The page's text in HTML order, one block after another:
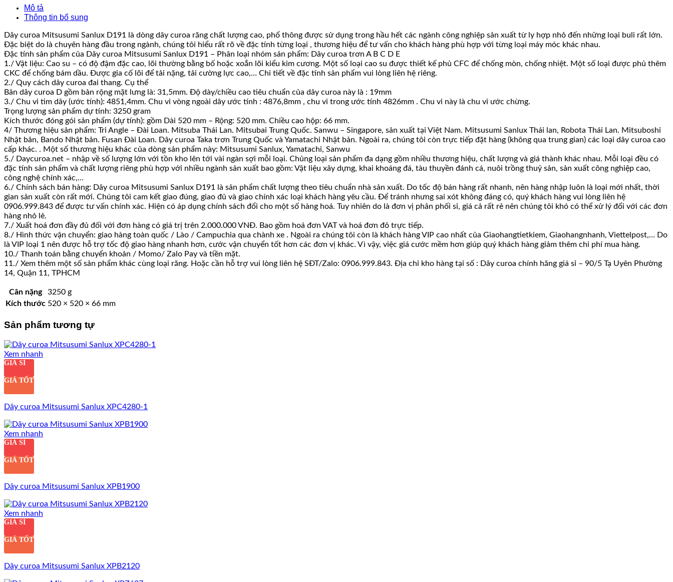
Mô tả
Thông tin bổ sung
Dây curoa Mitsusumi Sanlux D191 là dòng dây curoa răng chất lượng cao, phổ thông được sử dụng trong hầu hết các ngành công nghiệp sản xuất từ ly hợp nhỏ đến những loại buli rất lớn.
Đặc biệt do là chuyên hàng đầu trong ngành, chúng tôi hiểu rất rõ về đặc tính từng loại , thương hiệu để tư vấn cho khách hàng phù hợp với từng loại máy móc khác nhau.
Đặc tính sản phẩm của Dây curoa Mitsusumi Sanlux D191 – Phân loại nhóm sản phẩm: Dây curoa trơn A B C D E
1./ Vật liệu: Cao su – có độ đậm đặc cao, lõi thường bằng bố hoặc xoắn lõi kiểu kim cương. Một số loại cao su được thiết kế phủ CFC để chống mòn, chống nhiệt. Một số loại được phủ thêm
CKC để chống bám dầu. Được gia cố lõi để tải nặng, tải cường lực cao,… Chi tiết về đặc tính sản phẩm vui lòng liên hệ riêng.
2./ Quy cách dây curoa đai thang. Cụ thể
Bản dây curoa D gồm bản rộng mặt lưng là: 31,5mm. Độ dày/chiều cao tiêu chuẩn của dây curoa này là : 19mm
3./ Chu vi tim dây (ước tính): 4851,4mm. Chu vi vòng ngoài dây ước tính : 4876,8mm , chu vi trong ước tính 4826mm . Chu vi này là chu vi ước chừng.
Trọng lượng sản phẩm dự tính: 3250 gram
Kích thước đóng gói sản phẩm (dự tính): gồm Dài 520 mm – Rộng: 520 mm. Chiều cao hộp: 66 mm.
4/ Thương hiệu sản phẩm: Tri Angle – Đài Loan. Mitsuba Thái Lan. Mitsubai Trung Quốc. Sanwu – Singapore, sản xuất tại Việt Nam. Mitsusumi Sanlux Thái lan, Robota Thái Lan. Mitsuboshi
Nhật bản, Bando Nhật bản. Fusan Đài Loan. Dây curoa Taka trơn Trung Quốc và Yamatachi Nhật bản. Ngoài ra, chúng tôi còn trực tiếp đặt hàng (không qua trung gian) các loại dây curoa cao
cấp khác. . Một số thương hiệu khác của dòng sản phẩm này: Mitsusumi Sanlux, Yamatachi, Sanwu
5./ Daycuroa.net – nhập về số lượng lớn với tồn kho lên tới vài ngàn sợi mỗi loại. Chủng loại sản phẩm đa dạng gồm nhiều thương hiệu, chất lượng và giá thành khác nhau. Mỗi loại đều có
đặc tính sản phẩm và chất lượng riêng phù hợp với nhiều ngành sản xuất bao gồm: Vật liệu xây dựng, khai khoáng đá, tàu thuyền đánh cá, nuôi trồng thuỷ sản, sản xuất công nghiệp cao,
công nghệ chính xác,…
6./ Chính sách bán hàng: Dây curoa Mitsusumi Sanlux D191 là sản phẩm chất lượng theo tiêu chuẩn nhà sản xuất. Do tốc độ bán hàng rất nhanh, nên hàng nhập luôn là loại mới nhất, thời
gian sản xuất còn rất mới. Chúng tôi cam kết giao đúng, giao đủ và giao chính xác loại khách hàng yêu cầu. Để tránh nhưng sai xót không đáng có, quý khách hàng vui lòng liên hệ
0906.999.843 để được tư vấn chính xác. Hiện có áp dụng chính sách đổi cho một số hàng hoá. Tuy nhiên do là đơn vị phân phối sỉ, giá cả rất rẻ nên chúng tôi khó có thể xử lý đổi với các đơn
hàng nhỏ lẻ.
7./ Xuất hoá đơn đầy đủ đối với đơn hàng có giá trị trên 2.000.000 VNĐ. Bao gồm hoá đơn VAT và hoá đơn đỏ trực tiếp.
8./ Hình thức vận chuyển: giao hàng toàn quốc / Lào / Campuchia qua chành xe . Ngoài ra chúng tôi còn là khách hàng VIP cao nhất của Giaohangtietkiem, Giaohangnhanh, Viettelpost,… Do
là VIP loại 1 nên được hỗ trợ tốc độ giao hàng nhanh hơn, cước vận chuyển tốt hơn các đơn vị khác. Vì vậy, việc giá cước mềm hơn giúp quý khách hàng giảm thêm chi phí mua hàng.
10./ Thanh toán bằng chuyển khoản / Momo/ Zalo Pay và tiền mặt.
11./ Xem thêm một số sản phẩm khác cùng loại răng. Hoặc cần hỗ trợ vui lòng liên hệ SĐT/Zalo: 0906.999.843. Địa chỉ kho hàng tại số : Dây curoa chính hãng giá sỉ – 90/5 Tạ Uyên Phường
14, Quận 11, TPHCM
Cân nặng
3250 g
Kích thước 520 × 520 × 66 mm
Sản phẩm tương tự
Xem nhanh
GIÁ SỈ
GIÁ TỐT
Dây curoa Mitsusumi Sanlux XPC4280-1
Xem nhanh
GIÁ SỈ
GIÁ TỐT
Dây curoa Mitsusumi Sanlux XPB1900
Xem nhanh
GIÁ SỈ
GIÁ TỐT
Dây curoa Mitsusumi Sanlux XPB2120